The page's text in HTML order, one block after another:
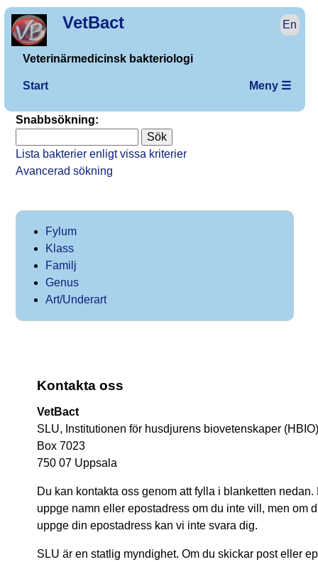
VetBact En
Veterinärmedicinsk bakteriologi
Start Meny ☰
Snabbsökning:
Lista bakterier enligt vissa kriterier
Avancerad sökning
Fylum
Klass
Familj
Genus
Art/Underart
Kontakta oss
VetBact
SLU, Institutionen för husdjurens biovetenskaper (HBIO)
Box 7023
750 07 Uppsala
Du kan kontakta oss genom att fylla i blanketten
uppge namn eller epostadress om du inte vill, men om
uppge din epostadress kan vi inte svara dig.
SLU är en statlig myndighet. Om du skickar post eller